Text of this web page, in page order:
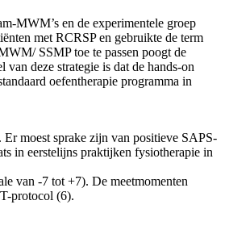
MWM’s en de experimentele groep
met RCRSP en gebruikte de term
SSMP toe te passen poogt de
deze strategie is dat de hands-on
oefentherapie programma in
moest sprake zijn van positieve SAPS-
in eerstelijns praktijken fysiotherapie in
van -7 tot +7). De meetmomenten
protocol (6).